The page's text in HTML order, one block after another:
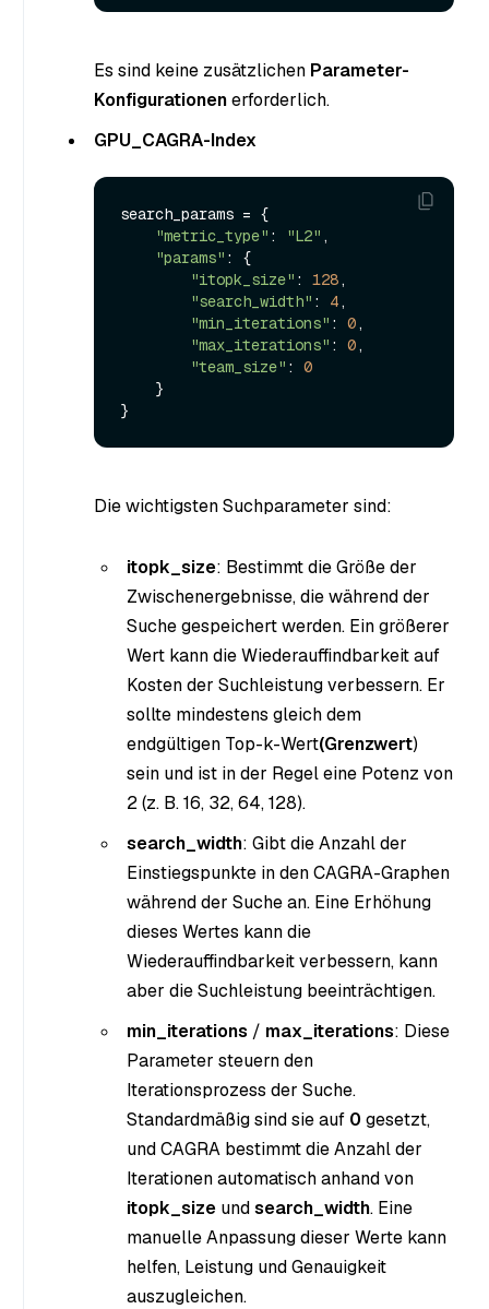
Es sind keine zusätzlichen Parameter-
Konfigurationenerforderlich.
GPU_CAGRA-Index
search_params = {
"metric_type" : "L2" ,
"params" : {
"itopk_size" : 128,
"search_width" : 4,
"min_iterations" : 0,
"max_iterations" : 0,
"team_size" : 0
Die wichtigsten Suchparameter sind:
itopk_size: Bestimmt die Größe der
Zwischenergebnisse, die während der
Suche gespeichert werden. Ein größerer
Wert kann die Wiederauffindbarkeit auf
Kosten der Suchleistung verbessern. Er
sollte mindestens gleich dem
endgültigen Top-k-Wert(Grenzwert)
sein und ist in der Regel eine Potenz von
2 (z. B. 16, 32, 64, 128).
search_width: Gibt die Anzahl der
Einstiegspunkte in den CAGRA-Graphen
während der Suche an. Eine Erhöhung
dieses Wertes kann die
Wiederauffindbarkeit verbessern, kann
aber die Suchleistung beeinträchtigen.
min_iterations / max_iterations: Diese
Parameter steuern den
Iterationsprozess der Suche.
Standardmäßig sind sie auf 0 gesetzt,
und CAGRA bestimmt die Anzahl der
Iterationen automatisch anhand von
itopk_size undsearch_width. Eine
manuelle Anpassung dieser Werte kann
helfen, Leistung und Genauigkeit
auszugleichen.